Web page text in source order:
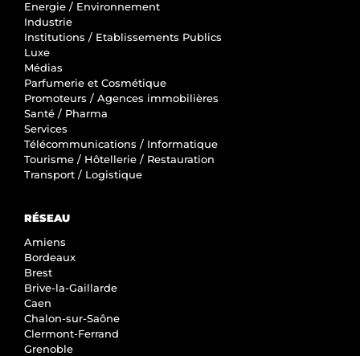
Energie / Environnement
Industrie
Institutions / Etablissements Publics
Luxe
Médias
Parfumerie et Cosmétique
Promoteurs / Agences immobilières
Santé / Pharma
Services
Télécommunications / Informatique
Tourisme / Hôtellerie / Restauration
Transport / Logistique
RÉSEAU
Amiens
Bordeaux
Brest
Brive-la-Gaillarde
Caen
Chalon-sur-Saône
Clermont-Ferrand
Grenoble